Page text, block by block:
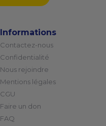
Informations
Contactez-nous
Confidentialité
Nous rejoindre
Mentions légales
CGU
Faire un don
FAQ